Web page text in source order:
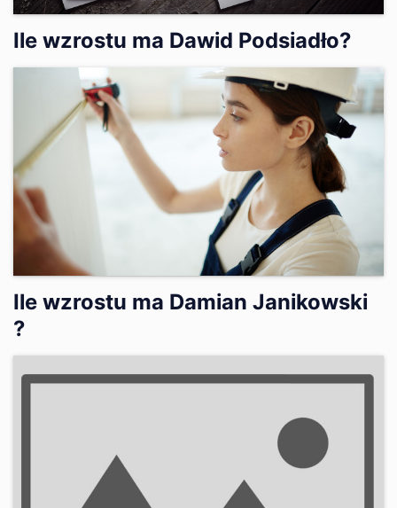
Ile wzrostu ma Dawid Podsiadło?
Ile wzrostu ma Damian Janikowski
?